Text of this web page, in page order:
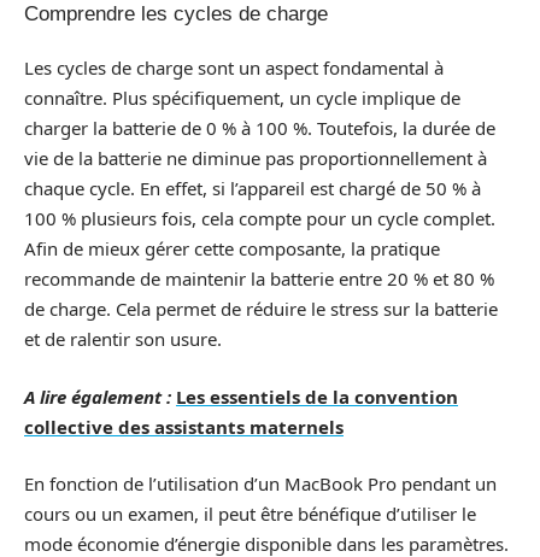
Comprendre les cycles de charge
Les cycles de charge sont un aspect fondamental à
connaître. Plus spécifiquement, un cycle implique de
charger la batterie de 0 % à 100 %. Toutefois, la durée de
vie de la batterie ne diminue pas proportionnellement à
chaque cycle. En effet, si l’appareil est chargé de 50 % à
100 % plusieurs fois, cela compte pour un cycle complet.
Afin de mieux gérer cette composante, la pratique
recommande de maintenir la batterie entre 20 % et 80 %
de charge. Cela permet de réduire le stress sur la batterie
et de ralentir son usure.
A lire également : Les essentiels de la convention
collective des assistants maternels
En fonction de l’utilisation d’un MacBook Pro pendant un
cours ou un examen, il peut être bénéfique d’utiliser le
mode économie d’énergie disponible dans les paramètres.